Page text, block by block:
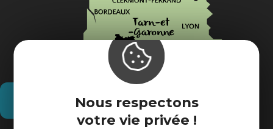
Nous respectons
votre vie privée !
Comment venir ?